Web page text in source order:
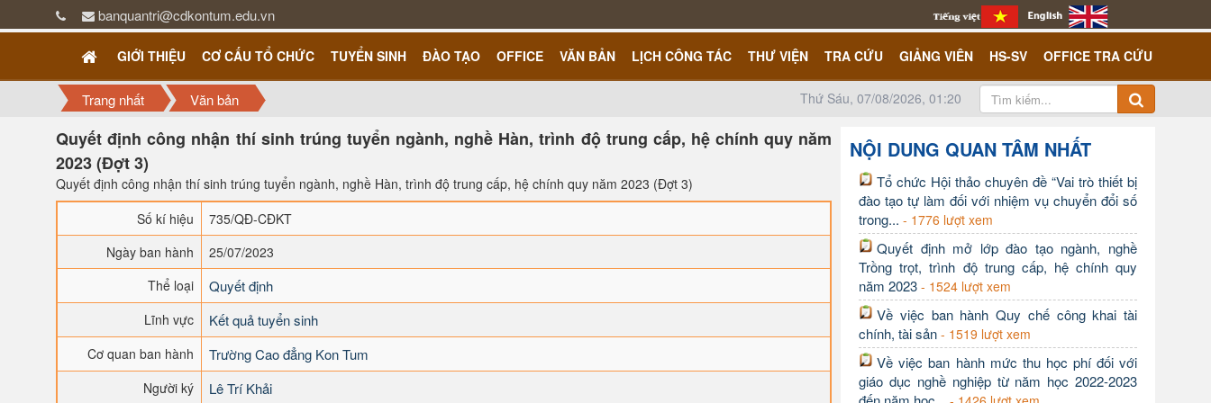
banquantri@cdkontum.edu.vn
GIỚI THIỆU CƠ CẤU TỔ CHỨC TUYỂN SINH ĐÀO TẠO OFFICE VĂN BẢN LỊCH CÔNG TÁC THƯ VIỆN TRA CỨU GIẢNG VIÊN HS-SV OFFICE TRA CỨU
Trang nhất Văn bản Thứ Sáu, 07/08/2026, 01:20
Quyết định công nhận thí sinh trúng tuyển ngành, nghề Hàn, trình độ trung cấp, hệ chính quy năm
2023 (Đợt 3)
Quyết định công nhận thí sinh trúng tuyển ngành, nghề Hàn, trình độ trung cấp, hệ chính quy năm 2023 (Đợt 3)
Số kí hiệu
735/QĐ-CĐKT
Ngày ban hành
25/07/2023
Thể loại
Quyết định
Lĩnh vực Kết quả tuyển sinh
Cơ quan ban hành Trường Cao đẳng Kon Tum
Người ký Lê Trí Khải
NỘI DUNG QUAN TÂM NHẤT
Tổ chức Hội thảo chuyên đề “Vai trò thiết bị
đào tạo tự làm đối với nhiệm vụ chuyển đổi số
trong... - 1776 lượt xem
Quyết định mở lớp đào tạo ngành, nghề
Trồng trọt, trình độ trung cấp, hệ chính quy
năm 2023 - 1524 lượt xem
Về việc ban hành Quy chế công khai tài
chính, tài sản - 1519 lượt xem
Về việc ban hành mức thu học phí đối với
giáo dục nghề nghiệp từ năm học 2022-2023